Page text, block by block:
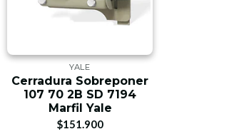
YALE
Cerradura Sobreponer
107 70 2B SD 7194
Marfil Yale
$151.900